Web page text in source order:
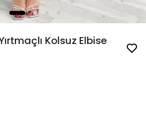
Kolsuz Elbise